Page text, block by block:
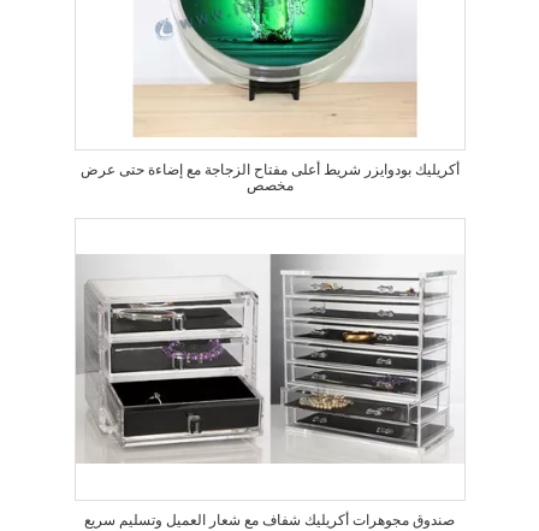
أكريليك بودوايزر شريط أعلى مفتاح الزجاجة مع إضاءة حتى عرض
مخصص
صندوق مجوهرات أكريليك شفاف مع شعار العميل وتسليم سريع